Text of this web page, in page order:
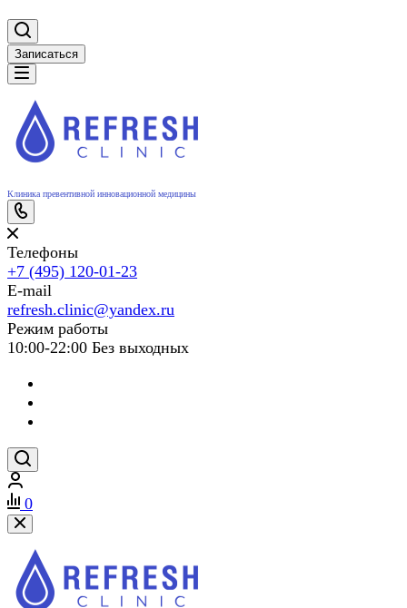
Записаться
Клиника превентивной инновационной медицины
Телефоны
+7 (495) 120-01-23
E-mail
refresh.clinic@yandex.ru
Режим работы
10:00-22:00 Без выходных
0